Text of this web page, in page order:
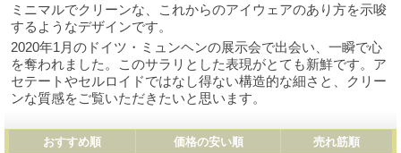
ミニマルでクリーンな、これからのアイウェアのあり方を示唆
するようなデザインです。
2020年1月のドイツ・ミュンヘンの展示会で出会い、一瞬で心
を奪われました。このサラリとした表現がとても新鮮です。ア
セテートやセルロイドではなし得ない構造的な細さと、クリー
ンな質感をご覧いただきたいと思います。
おすすめ順 価格の安い順 売れ筋順